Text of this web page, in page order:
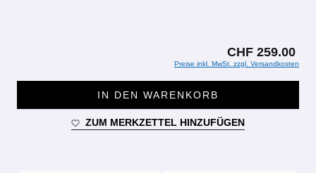
CHF 259.00
Preise inkl. MwSt. zzgl. Versandkosten
IN DEN WARENKORB
ZUM MERKZETTEL HINZUFÜGEN